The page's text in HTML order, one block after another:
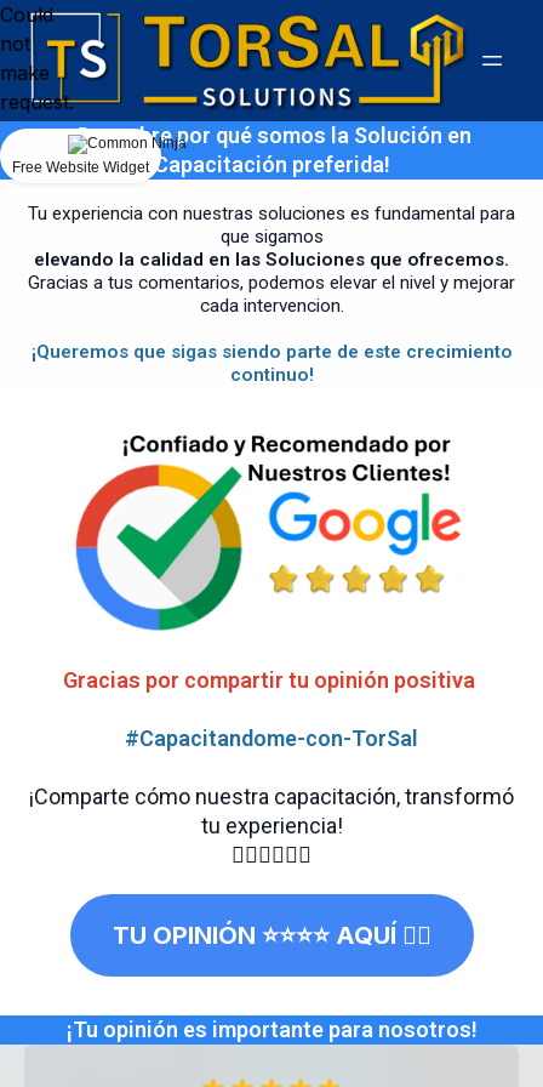
¡Descubre por qué somos la Solución en
Capacitación preferida!
Tu experiencia con nuestras soluciones es fundamental para
que sigamos
elevando la calidad en las Soluciones que ofrecemos.
Gracias a tus comentarios, podemos elevar el nivel y mejorar
cada intervencion.
¡Queremos que sigas siendo parte de este crecimiento
continuo!
Gracias por compartir tu opinión positiva
#Capacitandome-con-TorSal
¡Comparte cómo nuestra capacitación, transformó
tu experiencia!
👇🏼👇🏼👇🏼
TU OPINIÓN ⭐⭐⭐⭐AQUÍ 👈🏼
¡Tu opinión es importante para nosotros!
Could
not
make
request.
Free Website Widget